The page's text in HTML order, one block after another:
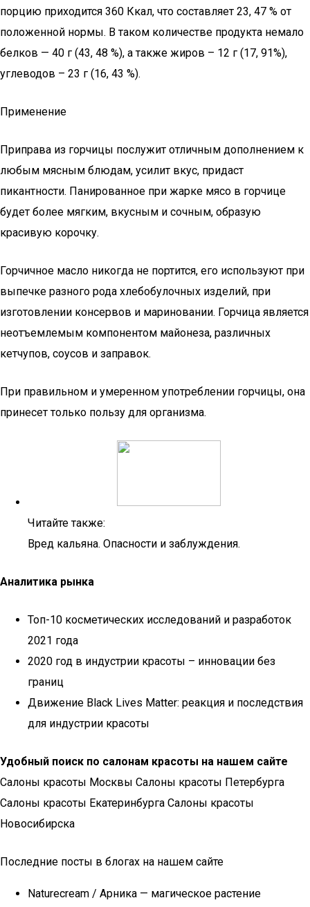
порцию приходится 360 Ккал, что составляет 23, 47 % от
положенной нормы. В таком количестве продукта немало
белков — 40 г (43, 48 %), а также жиров – 12 г (17, 91%),
углеводов – 23 г (16, 43 %).
Применение
Приправа из горчицы послужит отличным дополнением к
любым мясным блюдам, усилит вкус, придаст
пикантности. Панированное при жарке мясо в горчице
будет более мягким, вкусным и сочным, образую
красивую корочку.
Горчичное масло никогда не портится, его используют при
выпечке разного рода хлебобулочных изделий, при
изготовлении консервов и мариновании. Горчица является
неотъемлемым компонентом майонеза, различных
кетчупов, соусов и заправок.
При правильном и умеренном употреблении горчицы, она
принесет только пользу для организма.
Читайте также:
Вред кальяна. Опасности и заблуждения.
Аналитика рынка
Топ-10 косметических исследований и разработок
2021 года
2020 год в индустрии красоты – инновации без
границ
Движение Black Lives Matter: реакция и последствия
для индустрии красоты
Удобный поиск по салонам красоты на нашем сайте
Салоны красоты Москвы Салоны красоты Петербурга
Салоны красоты Екатеринбурга Салоны красоты
Новосибирска
Последние посты в блогах на нашем сайте
Naturecream / Арника — магическое растение